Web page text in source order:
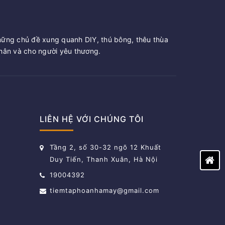
chủ đề xung quanh DIY, thú bông, thêu thùa
và cho người yêu thương.
LIÊN HỆ VỚI CHÚNG TÔI
Tầng 2, số 30-32 ngõ 12 Khuất
Duy Tiến, Thanh Xuân, Hà Nội
19004392
tiemtaphoanhamay@gmail.com